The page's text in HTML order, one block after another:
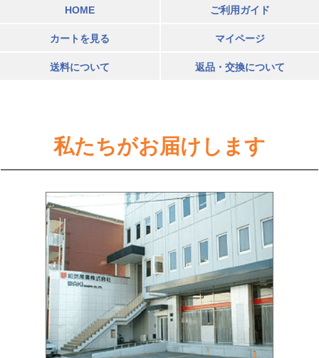
HOME ご利用ガイド
カートを見る マイページ
送料について 返品・交換について
私たちがお届けします